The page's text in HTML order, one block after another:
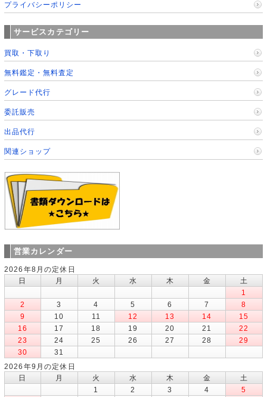
プライバシーポリシー
サービスカテゴリー
買取・下取り
無料鑑定・無料査定
グレード代行
委託販売
出品代行
関連ショップ
営業カレンダー
2026年8月の定休日
日
月 火 水 木 金
土
1
2
3 4 5 6 7
8
9
10 11 12 13 14
15
16
17 18 19 20 21
22
23
24 25 26 27 28
29
30
31
2026年9月の定休日
日
月 火 水 木 金
土
1
2 3 4
5